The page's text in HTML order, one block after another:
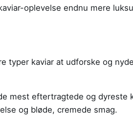
oplevelse endnu mere
typer kaviar at udforske og
mest eftertragtede og dyreste
og bløde, cremede smag.